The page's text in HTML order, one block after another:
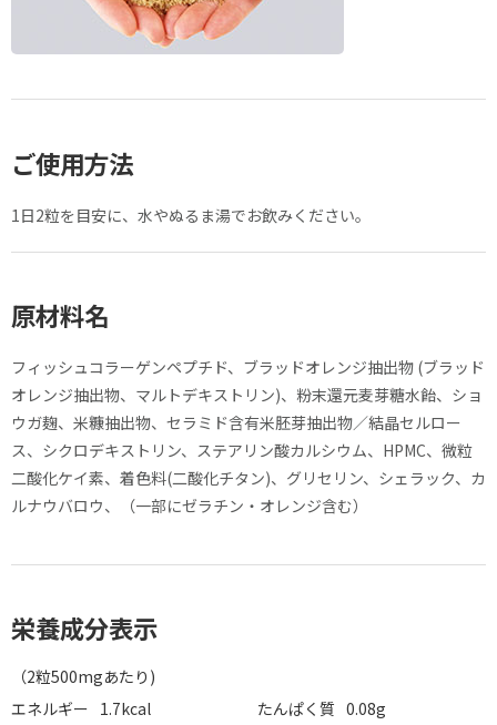
ご使用方法
1日2粒を目安に、水やぬるま湯でお飲みください。
原材料名
フィッシュコラーゲンペプチド、ブラッドオレンジ抽出物 (ブラッド
オレンジ抽出物、マルトデキストリン)、粉末還元麦芽糖水飴、ショ
ウガ麹、米糠抽出物、セラミド含有米胚芽抽出物／結晶セルロー
ス、シクロデキストリン、ステアリン酸カルシウム、HPMC、微粒
二酸化ケイ素、着色料(二酸化チタン)、グリセリン、シェラック、カ
ルナウバロウ、（一部にゼラチン・オレンジ含む）
栄養成分表示
（2粒500mgあたり)
エネルギー 1.7kcal たんぱく質 0.08g